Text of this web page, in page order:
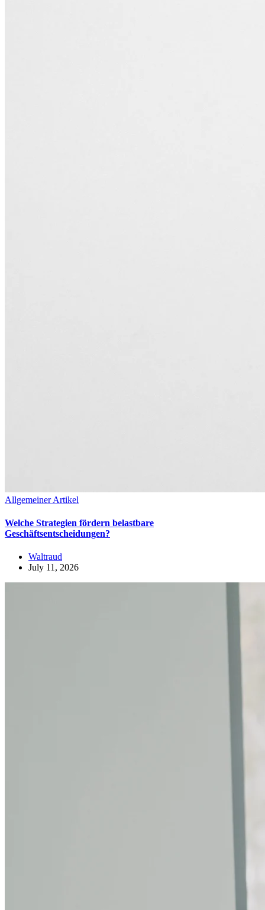
Allgemeiner Artikel
Welche Strategien fördern belastbare
Geschäftsentscheidungen?
Waltraud
July 11, 2026